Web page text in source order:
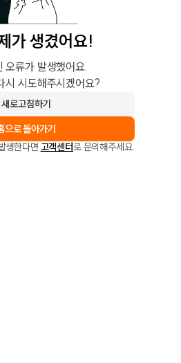
가 생겼어요!
오류가 발생했어요.
시 시도해주시겠어요?
새로고침하기
으로 돌아가기
생한다면 고객센터로 문의해주세요.